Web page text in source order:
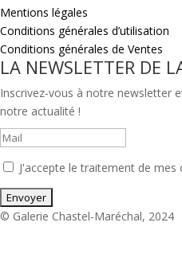
Mentions légales
Conditions générales d’utilisation
Conditions générales de Ventes
LA NEWSLETTER DE
Inscrivez-vous à notre newsletter
notre actualité !
J'accepte le traitement de mes
© Galerie Chastel-Maréchal, 2024